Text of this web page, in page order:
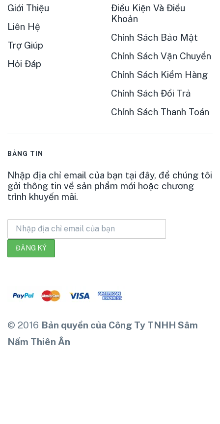
Giới Thiệu
Liên Hệ
Trợ Giúp
Hỏi Đáp
Điều Kiện Và Điều
Khoản
Chính Sách Bảo Mật
Chính Sách Vận Chuyển
Chính Sách Kiểm Hàng
Chính Sách Đổi Trả
Chính Sách Thanh Toán
BẢNG TIN
Nhập địa chỉ email của bạn tại đây, để chúng tôi
gởi thông tin về sản phẩm mới hoặc chương
trình khuyến mãi.
© 2016 Bản quyền của Công Ty TNHH Sâm
Nấm Thiên Ân